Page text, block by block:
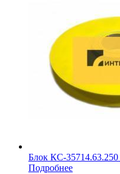
Блок КС-35714.63.250
Подробнее